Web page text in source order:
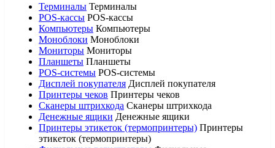
Терминалы Терминалы
POS-кассы POS-кассы
Компьютеры Компьютеры
Моноблоки Моноблоки
Мониторы Мониторы
Планшеты Планшеты
POS-системы POS-системы
Дисплей покупателя Дисплей покупателя
Принтеры чеков Принтеры чеков
Сканеры штрихкода Сканеры штрихкода
Денежные ящики Денежные ящики
Принтеры этикеток (термопринтеры) Принтеры
этикеток (термопринтеры)